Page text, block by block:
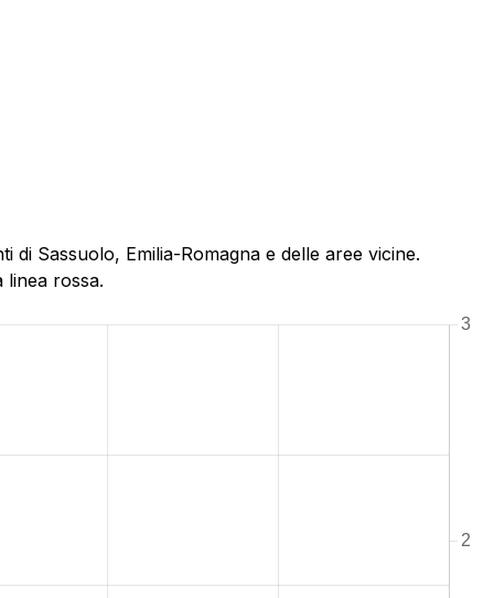
Sassuolo, Emilia-Romagna e delle aree vicine.
linea rossa.